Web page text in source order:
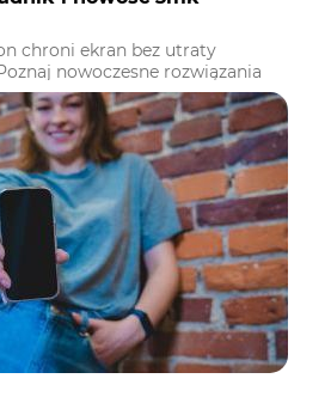
chroni ekran bez utraty
nowoczesne rozwiązania
dopasowaną do codziennego